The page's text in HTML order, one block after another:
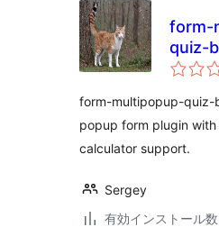
form-
quiz-
form-multipopup-quiz-
popup form plugin
calculator support.
Sergey
有効インストール